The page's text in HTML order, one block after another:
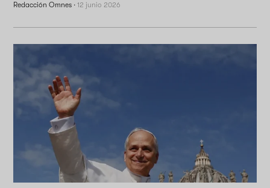
Redacción Omnes ·12 junio 2026